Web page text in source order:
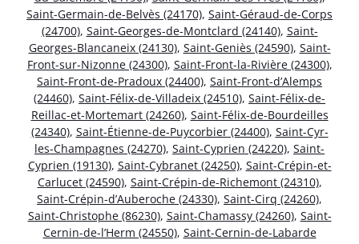
Saint-Germain-de-Belvès (24170), Saint-Géraud-de-Corps
(24700), Saint-Georges-de-Montclard (24140), Saint-
Georges-Blancaneix (24130), Saint-Geniès (24590), Saint-
Front-sur-Nizonne (24300), Saint-Front-la-Rivière (24300),
Saint-Front-de-Pradoux (24400), Saint-Front-d’Alemps
(24460), Saint-Félix-de-Villadeix (24510), Saint-Félix-de-
Reillac-et-Mortemart (24260), Saint-Félix-de-Bourdeilles
(24340), Saint-Étienne-de-Puycorbier (24400), Saint-Cyr-
les-Champagnes (24270), Saint-Cyprien (24220), Saint-
Cyprien (19130), Saint-Cybranet (24250), Saint-Crépin-et-
Carlucet (24590), Saint-Crépin-de-Richemont (24310),
Saint-Crépin-d’Auberoche (24330), Saint-Cirq (24260),
Saint-Christophe (86230), Saint-Chamassy (24260), Saint-
Cernin-de-l’Herm (24550), Saint-Cernin-de-Labarde